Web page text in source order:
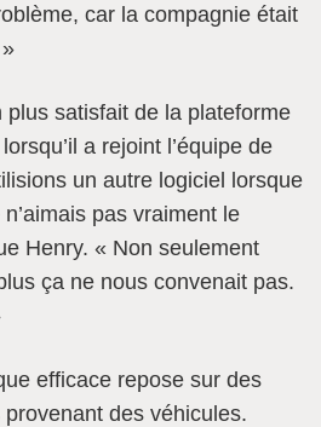
car la compagnie était
plus satisfait de la plateforme
a rejoint l’équipe de
un autre logiciel lorsque
pas vraiment le
Henry. « Non seulement
ça ne nous convenait pas.
efficace repose sur des
des véhicules.